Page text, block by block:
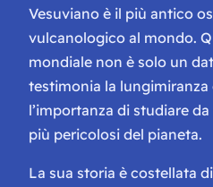
Vesuviano è il più antico
vulcanologico al mondo.
mondiale non è solo un
testimonia la
l’importanza di studiare
più pericolosi del pianeta.
La sua storia è costellata